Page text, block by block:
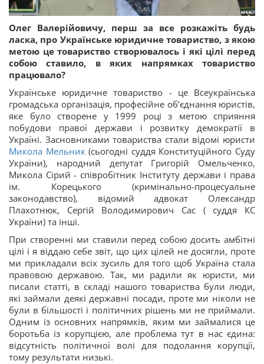
Олег Валерійовичу, перш за все розкажіть будь
ласка, про Українське юридичне товариство, з якою
метою це товариство створювалось і які цілі перед
собою ставило, в яких напрямках товариство
працювало?
Українське юридичне товариство - це Всеукраїнська
громадська організація, професійне об’єднання юристів,
яке було створене у 1999 році з метою сприяння
побудови правої держави і розвитку демократії в
Україні. Засновниками товариства стали відомі юристи
Микола Мельник(сьогодні суддя Конституційного Суду
України), народний депутат Григорій Омельченко,
Микола Сірий - співробітник Інституту держави і права
ім. Корецького (кримінально-процесуальне
законодавство), відомий адвокат Олександр
Плахотнюк, Сергій Володимирович Сас ( суддя КС
України) та інші.
При створенні ми ставили перед собою досить амбітні
цілі і я віддаю себе звіт, що цих цілей не досягли, проте
ми прикладали всіх зусиль для того щоб Україна стала
правовою державою. Так, ми радили як юристи, ми
писали статті, в складі нашого товариства були люди,
які займали деякі державні посади, проте ми ніколи не
були в більшості і політичних рішень ми не приймали.
Одним із основних напрямків, яким ми займалися це
боротьба із корупцією, але проблема тут в нас єдина:
відсутність політичної волі для подолання корупції,
тому результати низькі.